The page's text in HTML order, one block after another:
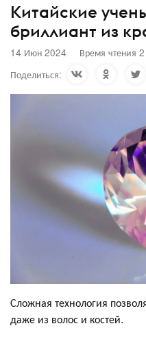
Китайские
бриллиант из
14 Июн 2024 Время чтения
Поделиться:
Сложная технология
даже из волос и костей.